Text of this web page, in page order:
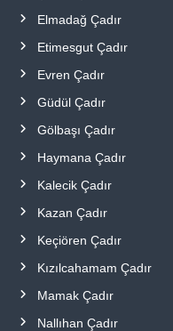
Elmadağ Çadır
Etimesgut Çadır
Evren Çadır
Güdül Çadır
Gölbaşı Çadır
Haymana Çadır
Kalecik Çadır
Kazan Çadır
Keçiören Çadır
Kızılcahamam Çadır
Mamak Çadır
Nallıhan Çadır